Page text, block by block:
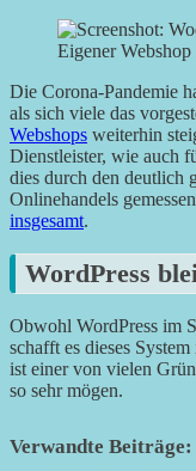
Eigener
Die Corona-Pandemie
als sich viele das
Webshops weiterhin
Dienstleister, wie auch
dies durch den deutlich
Onlinehandels
insgesamt.
WordPress
Obwohl WordPress im
schafft es dieses
ist einer von vielen
so sehr mögen.
Verwandte Beiträge: